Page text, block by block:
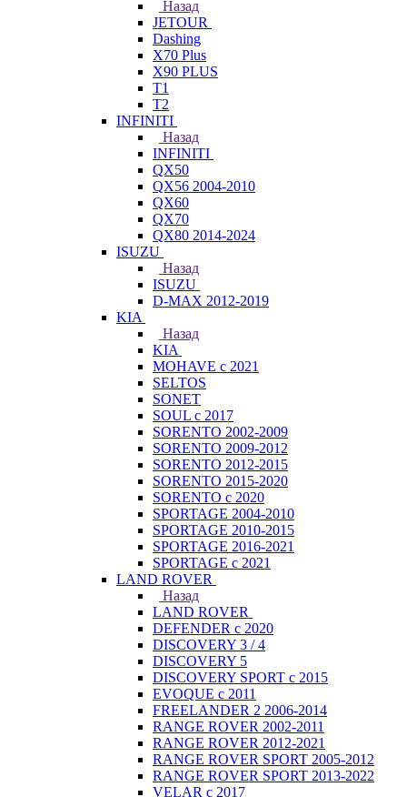
Назад
JETOUR
Dashing
X70 Plus
X90 PLUS
T1
T2
INFINITI
Назад
INFINITI
QX50
QX56 2004-2010
QX60
QX70
QX80 2014-2024
ISUZU
Назад
ISUZU
D-MAX 2012-2019
KIA
Назад
KIA
MOHAVE с 2021
SELTOS
SONET
SOUL с 2017
SORENTO 2002-2009
SORENTO 2009-2012
SORENTO 2012-2015
SORENTO 2015-2020
SORENTO с 2020
SPORTAGE 2004-2010
SPORTAGE 2010-2015
SPORTAGE 2016-2021
SPORTAGE с 2021
LAND ROVER
Назад
LAND ROVER
DEFENDER с 2020
DISCOVERY 3 / 4
DISCOVERY 5
DISCOVERY SPORT с 2015
EVOQUE с 2011
FREELANDER 2 2006-2014
RANGE ROVER 2002-2011
RANGE ROVER 2012-2021
RANGE ROVER SPORT 2005-2012
RANGE ROVER SPORT 2013-2022
VELAR с 2017